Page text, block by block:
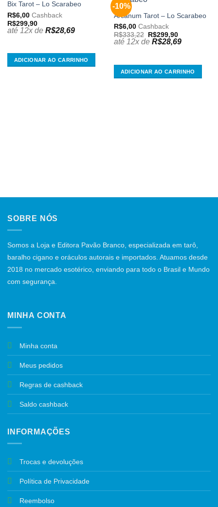
Adicionar
Bix Tarot – Lo Scarabeo
R$6,00Cashback
R$299,90
até 12x de R$28,69
ADICIONAR AO CARRINHO
-10%
aos
meus
Arcanum Tarot – Lo Scarabeo
R$6,00Cashback
R$333,22
O
preço
original
R$299,90O
preço
até 12x de R$28,69
ADICIONAR AO CARRINHO
SOBRE NÓS
Somos a Loja e Editora Pavão Branco, especializada em tarô,
baralho cigano e oráculos autorais e importados. Atuamos desde
2018 no mercado esotérico, enviando para todo o Brasil e Mundo
com segurança.
MINHA CONTA
Minha conta
Meus pedidos
Regras de cashback
Saldo cashback
INFORMAÇÕES
Trocas e devoluções
Política de Privacidade
Reembolso